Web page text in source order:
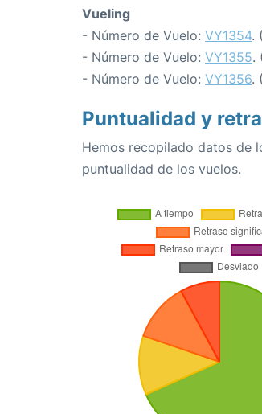
Vueling
- Número de Vuelo: VY1354.
- Número de Vuelo: VY1355.
- Número de Vuelo: VY1356.
Puntualidad y
Hemos recopilado datos de
puntualidad de los vuelos.